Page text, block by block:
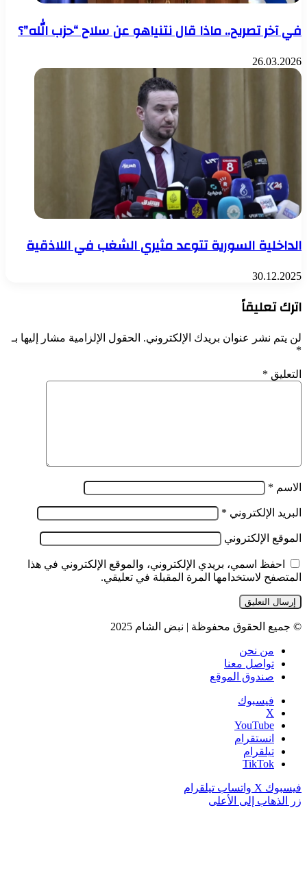
في آخر تصريح.. ماذا قال نتنياهو عن سلاح “حزب الله”؟
26.03.2026
الداخلية السورية تتوعد مثيري الشغب في اللاذقية
30.12.2025
اترك تعليقاً
لن يتم نشر عنوان بريدك الإلكتروني. الحقول الإلزامية مشار إليها بـ
*
التعليق *
الاسم *
البريد الإلكتروني *
الموقع الإلكتروني
احفظ اسمي، بريدي الإلكتروني، والموقع الإلكتروني في هذا
المتصفح لاستخدامها المرة المقبلة في تعليقي.
© جميع الحقوق محفوظة | نبض الشام 2025
من نحن
تواصل معنا
صندوق الموقع
فيسبوك
‫X
‫YouTube
انستقرام
تيلقرام
‫TikTok
فيسبوك ‫X واتساب تيلقرام
زر الذهاب إلى الأعلى